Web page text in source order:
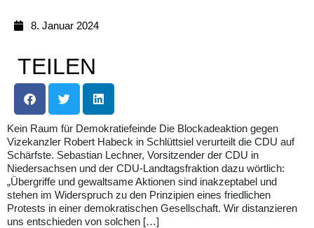
8. Januar 2024
TEILEN
Kein Raum für Demokratiefeinde Die Blockadeaktion gegen
Vizekanzler Robert Habeck in Schlüttsiel verurteilt die CDU auf
Schärfste. Sebastian Lechner, Vorsitzender der CDU in
Niedersachsen und der CDU-Landtagsfraktion dazu wörtlich:
„Übergriffe und gewaltsame Aktionen sind inakzeptabel und
stehen im Widerspruch zu den Prinzipien eines friedlichen
Protests in einer demokratischen Gesellschaft. Wir distanzieren
uns entschieden von solchen […]